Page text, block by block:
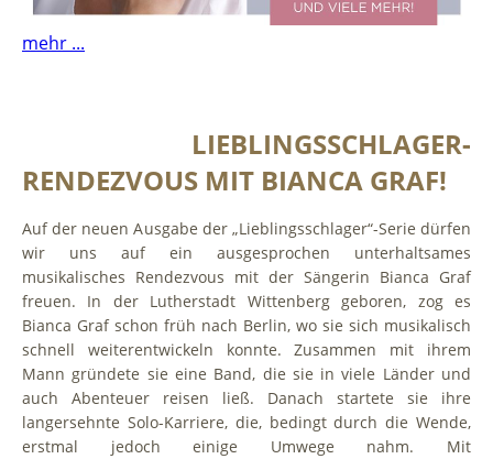
mehr ...
LIEBLINGSSCHLAGER-
RENDEZVOUS MIT BIANCA GRAF!
Auf der neuen Ausgabe der „Lieblingsschlager“-Serie dürfen
wir uns auf ein ausgesprochen unterhaltsames
musikalisches Rendezvous mit der Sängerin Bianca Graf
freuen. In der Lutherstadt Wittenberg geboren, zog es
Bianca Graf schon früh nach Berlin, wo sie sich musikalisch
schnell weiterentwickeln konnte. Zusammen mit ihrem
Mann gründete sie eine Band, die sie in viele Länder und
auch Abenteuer reisen ließ. Danach startete sie ihre
langersehnte Solo-Karriere, die, bedingt durch die Wende,
erstmal jedoch einige Umwege nahm. Mit